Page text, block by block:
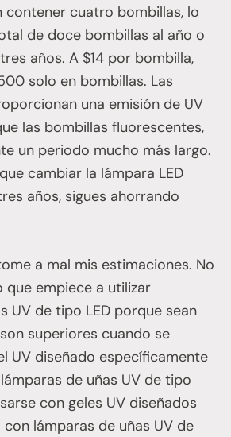
contener cuatro bombillas, lo
de doce bombillas al año o
años. A $14 por bombilla,
solo en bombillas. Las
una emisión de UV
las bombillas fluorescentes,
un periodo mucho más largo.
cambiar la lámpara LED
años, sigues ahorrando
a mal mis estimaciones. No
que empiece a utilizar
UV de tipo LED porque sean
superiores cuando se
UV diseñado específicamente
de uñas UV de tipo
con geles UV diseñados
lámparas de uñas UV de